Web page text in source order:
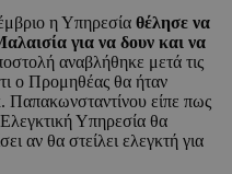
η Υπηρεσία θέλησε να
για να δουν και να
αναβλήθηκε μετά τις
ο Προμηθέας θα ήταν
Παπακωνσταντίνου είπε πως
Υπηρεσία θα
αν θα στείλει ελεγκτή για